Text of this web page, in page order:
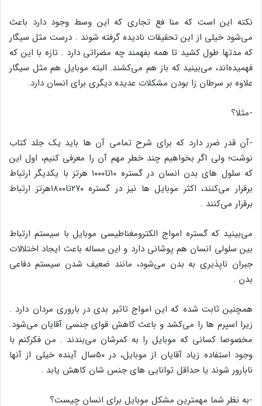
نکته این است که منا فع تجاری که این وسط وجود دارد باعث
می‌شود خیلی از این تحقیقات نادیده گرفته شوند . درست مثل سیگار
که مدتها طول کشید تا همه بفهمند چه مضراتی دارد . تازه با این که
فهمیده‌اند، می‌بینید که باز هم می‌کشند. البته موبایل هم مثل سیگار
علاوه بر سرطان زا بودن مشکلات عدیده دیگری برای انسان دارد.
-مثلا؟
-آن قدر ضرر دارد که برای شرح تمامی آن ها باید یک جلد کتاب
نوشت؛ ولی اگر بخواهیم چند خطر مهم آن را معرفی کنیم، اول این
که سلول های بدن انسان در گستره ۱۰تا۱۰۰۰ هرتز با یکدیگر ارتباط
برقرار می‌کنند، اکثر موبایل ها نیز در گستره ۲۷۰تا۱۸۰۰هرتز ارتباط
برقرار می‌کنند .
می‌بینید که گستره امواج الکترومغناطیسی موبایل با سیستم ارتباط
بین سلولی انسان هم پوشانی دارد و این مساله باعث ایجاد اختلالات
جبران ناپذیری به بدن می‌شود، مانند ضعیف شدن سیستم دفاعی
بدن .
همچنین ثابت شده که این امواج تاثیر بدی در باروری مردان دارد .
زیرا اسپرم ها را می‌کشد و باعث کاهش قوای جنسی آقایان می‌شود.
مخصوصا کسانی که موبایل را به کمرشان می‌بندند . من فکرکنم با
وجود استفاده زیاد آقایان از موبایل، در ۵۰سال آینده خیلی از آنها
نابارور شوند یا حداقل توانایی های جنس شان کاهش یابد .
-به نظر شما مهمترین مشکل موبایل برای انسان چیست؟